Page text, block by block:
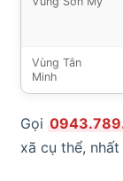
Vùng Tân
Minh
Gọi
xã cụ thể,